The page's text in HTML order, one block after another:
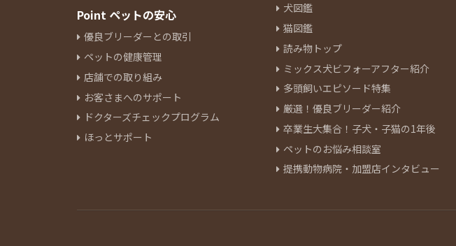
Point ペットの安心
優良ブリーダーとの取引
ペットの健康管理
店舗での取り組み
お客さまへのサポート
ドクターズチェックプログラム
ほっとサポート
犬図鑑
猫図鑑
読み物トップ
ミックス犬ビフォーアフター紹介
多頭飼いエピソード特集
厳選！優良ブリーダー紹介
卒業生大集合！子犬・子猫の1年後
ペットのお悩み相談室
提携動物病院・加盟店インタビュー